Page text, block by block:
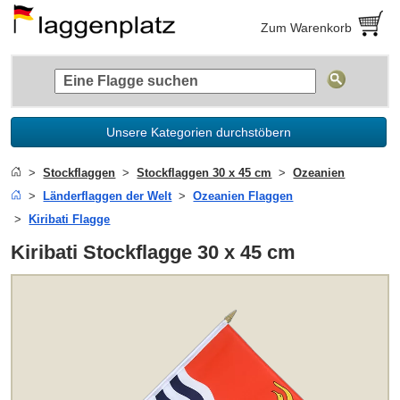
Zum Warenkorb
Unsere Kategorien durchstöbern
Stockflaggen Stockflaggen 30 x 45 cm
Ozeanien
Länderflaggen der Welt
Ozeanien Flaggen
Kiribati Flagge
Kiribati Stockflagge 30 x 45 cm